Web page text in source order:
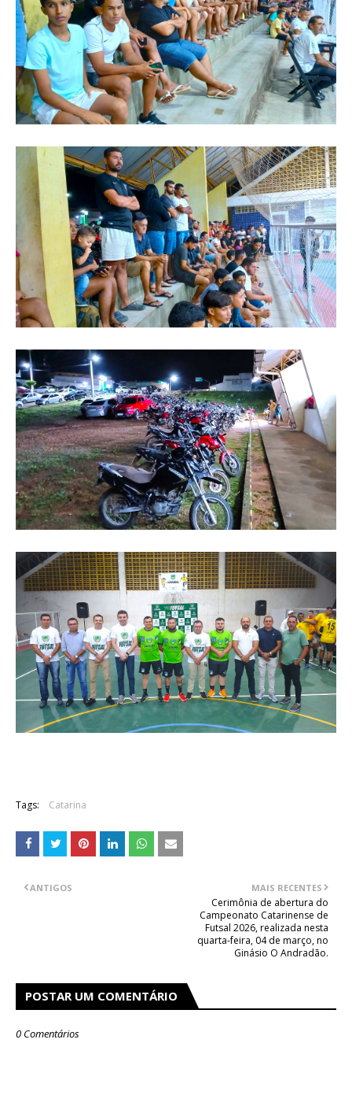
Tags: Catarina
MAIS RECENTES
Cerimônia de abertura do
Campeonato Catarinense de
Futsal 2026, realizada nesta
quarta-feira, 04 de março, no
Ginásio O Andradão.
ANTIGOS
POSTAR UM COMENTÁRIO
0 Comentários